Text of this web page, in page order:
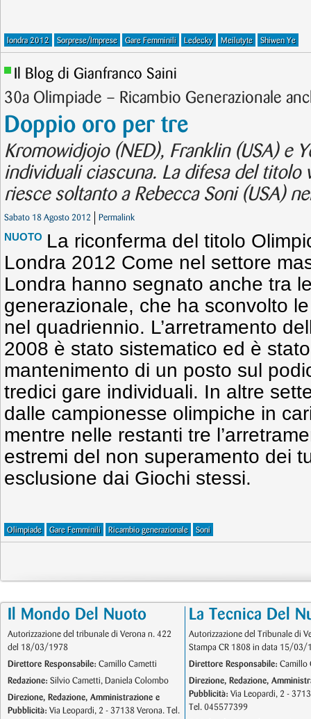
londra 2012 Sorprese/Imprese Gare Femminili Ledecky Meilutyte Shiwen Ye
Il Blog di Gianfranco Saini
30a Olimpiade – Ricambio Generazionale
Doppio oro per tre
Kromowidjojo (NED), Franklin (USA) e
individuali ciascuna. La difesa del titolo
riesce soltanto a Rebecca Soni (USA)
Sabato 18 Agosto 2012 Permalink
NUOTO La riconferma del titolo
Londra 2012 Come nel settore
Londra hanno segnato anche tra
generazionale, che ha sconvolto
nel quadriennio. L’arretramento
2008 è stato sistematico ed è
mantenimento di un posto sul
tredici gare individuali. In altre
dalle campionesse olimpiche in
mentre nelle restanti tre
estremi del non superamento dei
esclusione dai Giochi stessi.
Olimpiade Gare Femminili Ricambio generazionale Soni
Il Mondo Del Nuoto
Autorizzazione del tribunale di Verona n. 422
del 18/03/1978
Direttore Responsabile: Camillo Cametti
Redazione: Silvio Cametti, Daniela Colombo
Direzione, Redazione, Amministrazione e
Pubblicità: Via Leopardi, 2 - 37138 Verona. Tel.
La Tecnica Del
Autorizzazione del Tribunale di
Stampa CR 1808 in data 15/03/
Direttore Responsabile: Camillo
Direzione, Redazione,
Pubblicità: Via Leopardi, 2 -
Tel. 045577399